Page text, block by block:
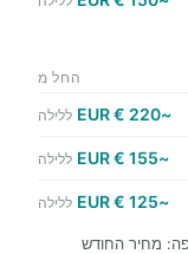
החל מ
~220 € EUR ללילה
~155 € EUR ללילה
~125 € EUR ללילה
מחיר החודש